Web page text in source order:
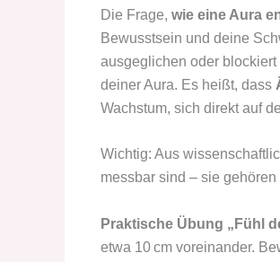
Die Frage, wie eine Aura
Bewusstsein und deine
ausgeglichen oder blockiert
deiner Aura. Es heißt, dass
Wachstum, sich direkt auf
Wichtig: Aus
messbar sind – sie
Praktische Übung „Fühl
etwa 10 cm voreinander.